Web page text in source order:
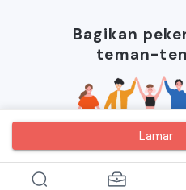
Lamar
Bagikan
teman-